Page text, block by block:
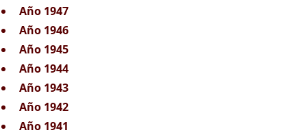
Año 1947
Año 1946
Año 1945
Año 1944
Año 1943
Año 1942
Año 1941